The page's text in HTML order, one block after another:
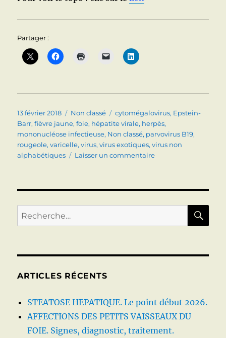
Partager :
Publié
le
13 février 2018 Catégories
Non classé Étiquettes
cytomégalovirus, Epstein-
Barr,fièvre jaune,foie, hépatite virale, herpès,
mononucléose infectieuse, Non classé, parvovirus B19,
rougeole,varicelle,virus,virus exotiques,virus non
alphabétiques
Laisser un commentairesur
BARR,
HERPES,
Recherche
pour :
ARTICLES RÉCENTS
STEATOSE HEPATIQUE. Le point début 2026.
AFFECTIONS DES PETITS VAISSEAUX DU
FOIE. Signes, diagnostic, traitement.